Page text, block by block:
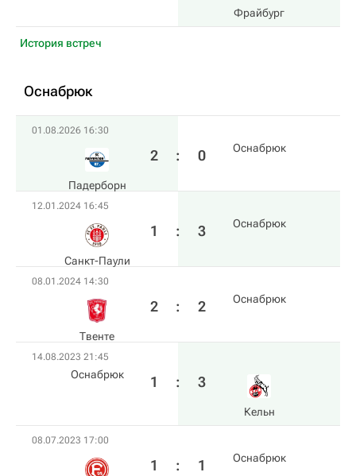
Фрайбург
История встреч
Оснабрюк
01.08.2026 16:30
Падерборн
2 : 0 Оснабрюк
12.01.2024 16:45
Санкт-Паули
1 : 3 Оснабрюк
08.01.2024 14:30
Твенте
2 : 2 Оснабрюк
14.08.2023 21:45
Оснабрюк 1 : 3
Кельн
08.07.2023 17:00
1 : 1 Оснабрюк